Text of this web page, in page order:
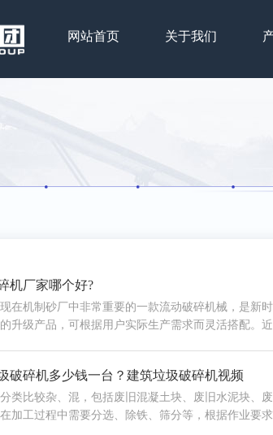
网站首页 关于我们
机厂家哪个好?
在机制砂厂中非常重要的一款流动破碎机械，是新时
升级产品，可根据用户实际生产需求而灵活搭配。
破碎机多少钱一台？建筑垃圾破碎机视频
类比较杂、混，包括废旧混凝土块、废旧水泥块、
加工过程中需要分选、除铁、筛分等，根据作业要